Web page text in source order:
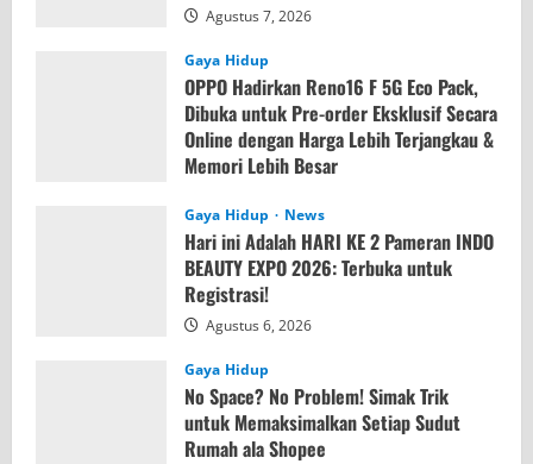
Agustus 7, 2026
Gaya Hidup
OPPO Hadirkan Reno16 F 5G Eco Pack,
Dibuka untuk Pre-order Eksklusif Secara
Online dengan Harga Lebih Terjangkau &
Memori Lebih Besar
Gaya Hidup
News
Hari ini Adalah HARI KE 2 Pameran INDO
BEAUTY EXPO 2026: Terbuka untuk
Registrasi!
Agustus 6, 2026
Gaya Hidup
No Space? No Problem! Simak Trik
untuk Memaksimalkan Setiap Sudut
Rumah ala Shopee